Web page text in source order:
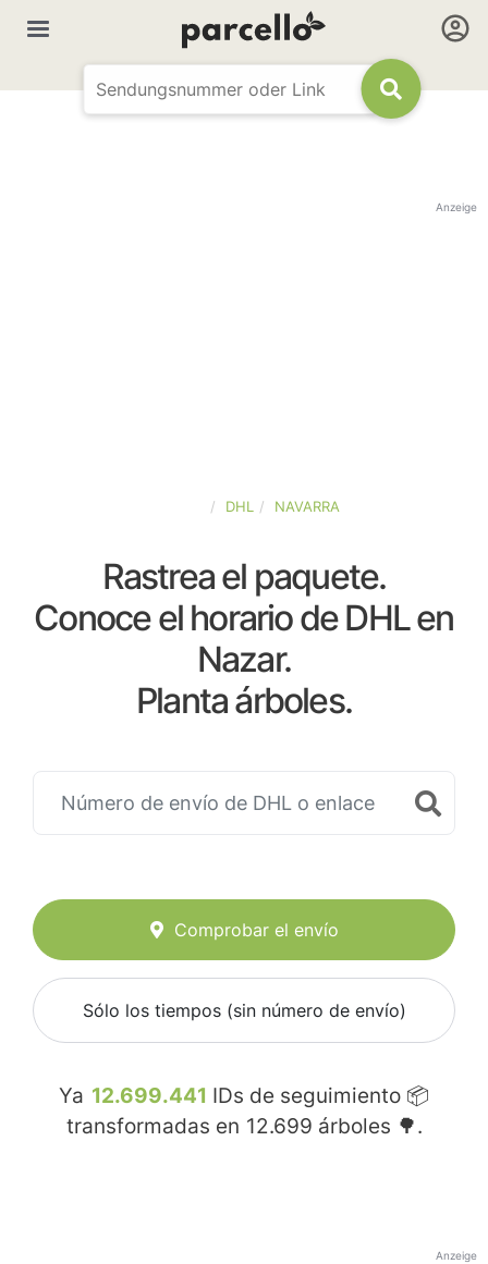
Anzeige
DHL NAVARRA
Rastrea el paquete.
Conoce el horario de DHL en
Nazar.
Planta árboles.
Comprobar el envío
Sólo los tiempos (sin número de envío)
Ya 12.699.441 IDs de seguimiento 📦
transformadas en 12.699 árboles 🌳.
Anzeige